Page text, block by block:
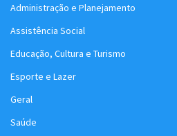
Administração e Planejamento
Assistência Social
Educação, Cultura e Turismo
Esporte e Lazer
Geral
Saúde